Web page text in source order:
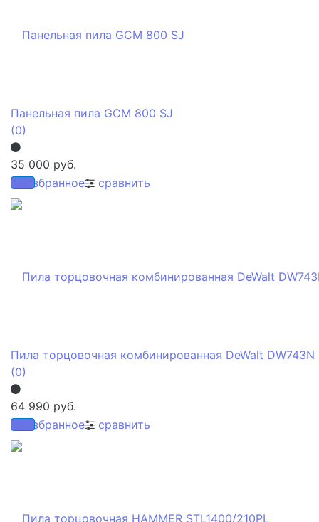
избранное сравнить
Панельная пила GCM 800 SJ
(0)
35 000 руб.
избранное сравнить
Пила торцовочная комбинированная DeWalt DW743N
(0)
64 990 руб.